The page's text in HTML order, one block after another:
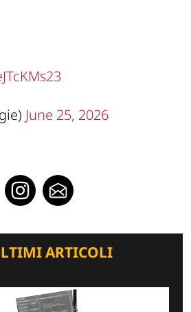
June 25, 2026
ARTICOLI